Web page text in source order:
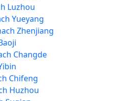
Luzhou
Yueyang
Zhenjiang
Changde
Chifeng
Huzhou